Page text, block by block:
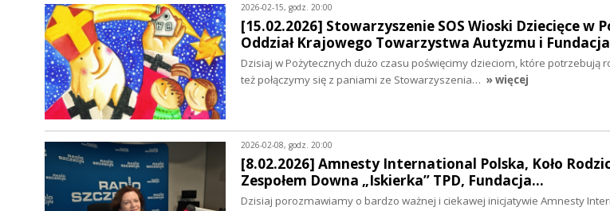
2026-02-15, godz. 20:00
[15.02.2026] Stowarzyszenie SOS Wioski Dziecięce w
Oddział Krajowego Towarzystwa Autyzmu i
Dzisiaj w Pożytecznych dużo czasu poświęcimy dzieciom, które potrzebują
też połączymy się z paniami ze Stowarzyszenia… » więcej
2026-02-08, godz. 20:00
[8.02.2026] Amnesty International Polska, Koło
Zespołem Downa „Iskierka” TPD, Fundacja…
Dzisiaj porozmawiamy o bardzo ważnej i ciekawej inicjatywie Amnesty